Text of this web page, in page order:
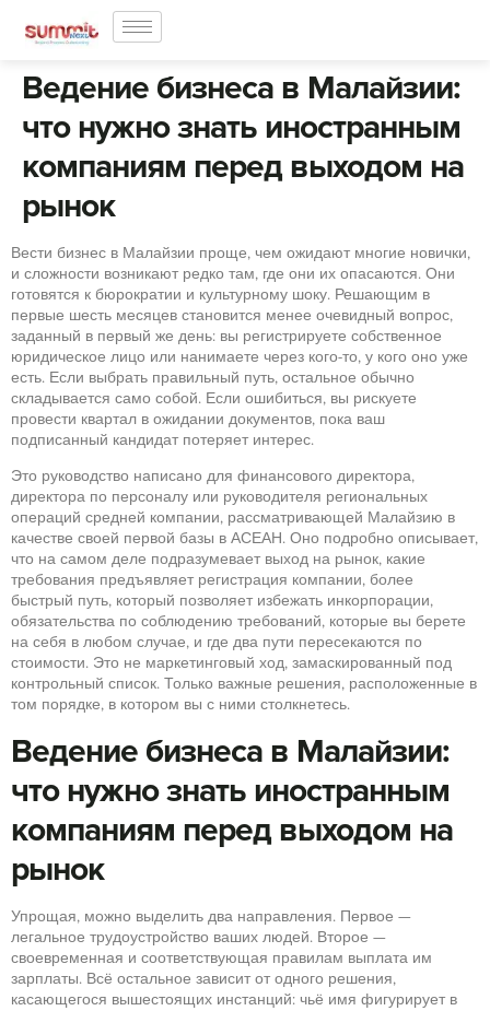
Ведение бизнеса в Малайзии:
что нужно знать иностранным
компаниям перед выходом на
рынок
Вести бизнес в Малайзии проще, чем ожидают многие новички,
и сложности возникают редко там, где они их опасаются. Они
готовятся к бюрократии и культурному шоку. Решающим в
первые шесть месяцев становится менее очевидный вопрос,
заданный в первый же день: вы регистрируете собственное
юридическое лицо или нанимаете через кого-то, у кого оно уже
есть. Если выбрать правильный путь, остальное обычно
складывается само собой. Если ошибиться, вы рискуете
провести квартал в ожидании документов, пока ваш
подписанный кандидат потеряет интерес.
Это руководство написано для финансового директора,
директора по персоналу или руководителя региональных
операций средней компании, рассматривающей Малайзию в
качестве своей первой базы в АСЕАН. Оно подробно описывает,
что на самом деле подразумевает выход на рынок, какие
требования предъявляет регистрация компании, более
быстрый путь, который позволяет избежать инкорпорации,
обязательства по соблюдению требований, которые вы берете
на себя в любом случае, и где два пути пересекаются по
стоимости. Это не маркетинговый ход, замаскированный под
контрольный список. Только важные решения, расположенные в
том порядке, в котором вы с ними столкнетесь.
Ведение бизнеса в Малайзии:
что нужно знать иностранным
компаниям перед выходом на
рынок
Упрощая, можно выделить два направления. Первое —
легальное трудоустройство ваших людей. Второе —
своевременная и соответствующая правилам выплата им
зарплаты. Всё остальное зависит от одного решения,
касающегося вышестоящих инстанций: чьё имя фигурирует в